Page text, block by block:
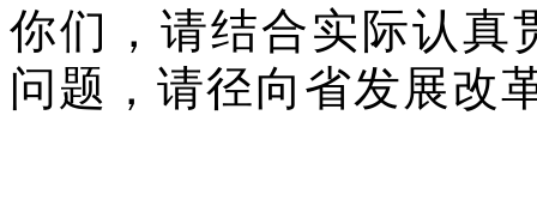
你们，请结合实际认真
问题，请径向省发展改